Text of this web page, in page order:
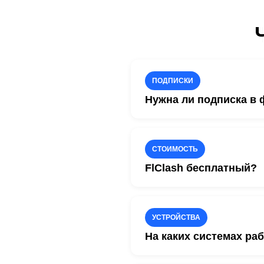
ПОДПИСКИ
Нужна ли подписка в
Clash или Mihomo.
Такие ссылки доступны в
СТОИМОСТЬ
FlClash бесплатный?
Оплачивается только
УСТРОЙСТВА
На каких системах